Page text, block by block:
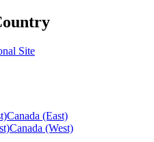
Site
Canada (East)
Canada (West)